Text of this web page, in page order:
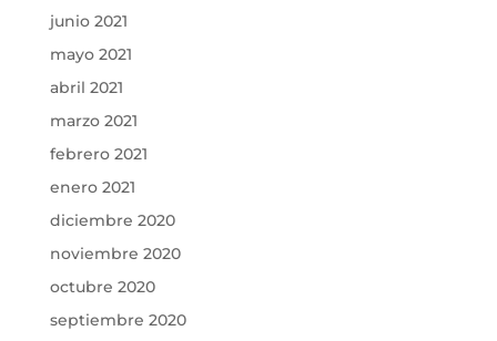
junio 2021
mayo 2021
abril 2021
marzo 2021
febrero 2021
enero 2021
diciembre 2020
noviembre 2020
octubre 2020
septiembre 2020